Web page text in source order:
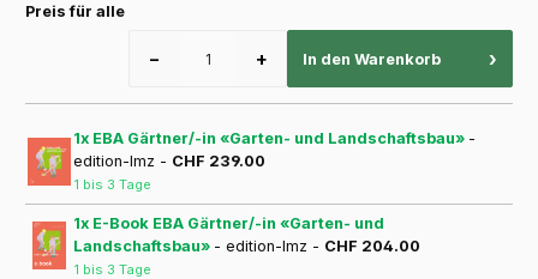
Preis für alle
− + In den Warenkorb ›
1x EBA Gärtner/-in «Garten- und Landschaftsbau» -
edition-lmz - CHF 239.00
1 bis 3 Tage
1x E-Book EBA Gärtner/-in «Garten- und
Landschaftsbau» - edition-lmz - CHF 204.00
1 bis 3 Tage